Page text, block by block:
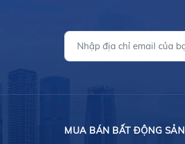
MUA BÁN BẤT ĐỘNG SẢN